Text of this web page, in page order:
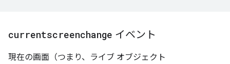
currentscreenchange イベント
現在の画面（つまり、ライブ オブジェクト